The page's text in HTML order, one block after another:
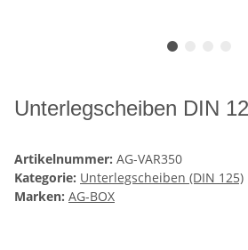
Unterlegscheiben DIN
Artikelnummer: AG-VAR350
Kategorie: Unterlegscheiben (DIN 125)
Marken: AG-BOX